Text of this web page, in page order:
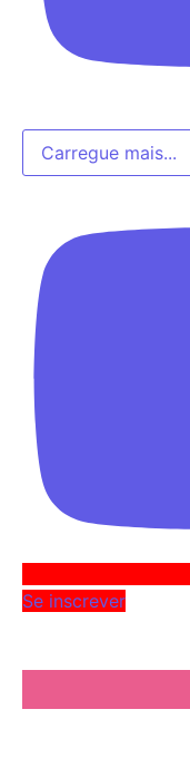
Carregue mais...
Se inscrever